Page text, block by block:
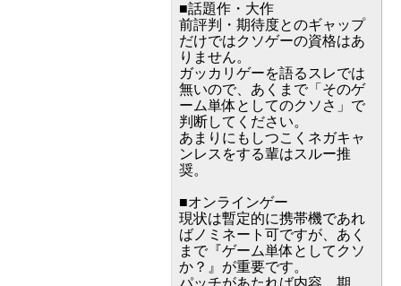
■話題作・大作
前評判・期待度とのギャップ
だけではクソゲーの資格はあ
りません。
ガッカリゲーを語るスレでは
無いので、あくまで「そのゲ
ーム単体としてのクソさ」で
判断してください。
あまりにもしつこくネガキャ
ンレスをする輩はスルー推
奨。
■オンラインゲー
現状は暫定的に携帯機であれ
ばノミネート可ですが、あく
まで『ゲーム単体としてクソ
か？』が重要です。
パッチがあたれば内容、期